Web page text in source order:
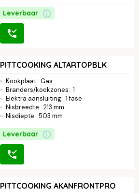
Leverbaar
PITTCOOKING ALTARTOPBLK
Kookplaat: Gas
Branders/kookzones: 1
Elektra aansluiting: 1 fase
Nisbreedte: 213 mm
Nisdiepte: 503 mm
Leverbaar
PITTCOOKING AKANFRONTPRO